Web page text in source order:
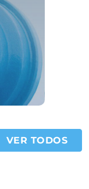
VER TODOS